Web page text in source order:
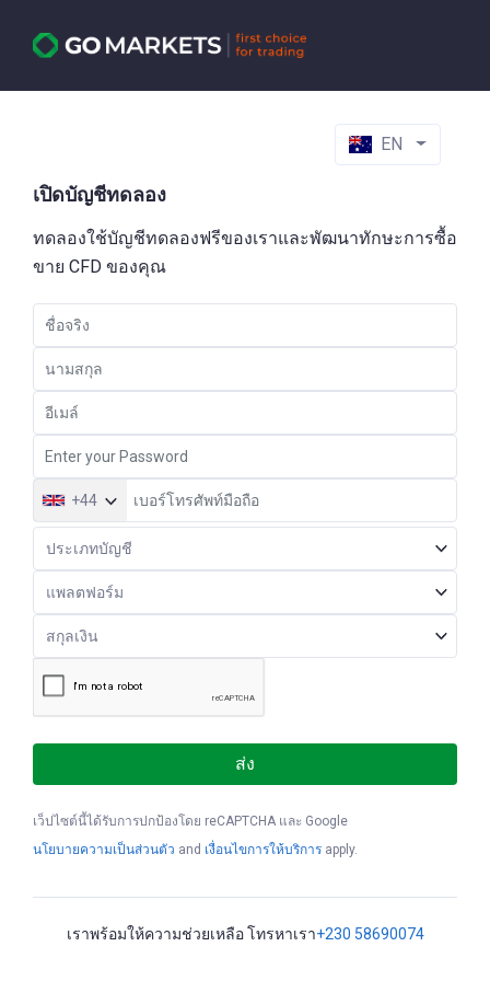
EN
เปิดบัญชีทดลอง
ทดลองใช้บัญชีทดลองฟรีของเราและพัฒนาทักษะการซื้อ
ขาย CFD ของคุณ
+44
ส่ง
เว็ปไซต์นี้ได้รับการปกป้องโดย reCAPTCHA และ Google
นโยบายความเป็นส่วนตัว and เงื่อนไขการให้บริการ apply.
เราพร้อมให้ความช่วยเหลือ โทรหาเรา+230 58690074